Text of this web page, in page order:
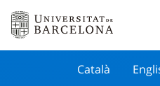
Català